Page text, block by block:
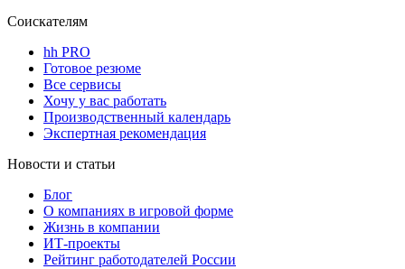
Соискателям
hh PRO
Готовое резюме
Все сервисы
Хочу у вас работать
Производственный календарь
Экспертная рекомендация
Новости и статьи
Блог
О компаниях в игровой форме
Жизнь в компании
ИТ-проекты
Рейтинг работодателей России